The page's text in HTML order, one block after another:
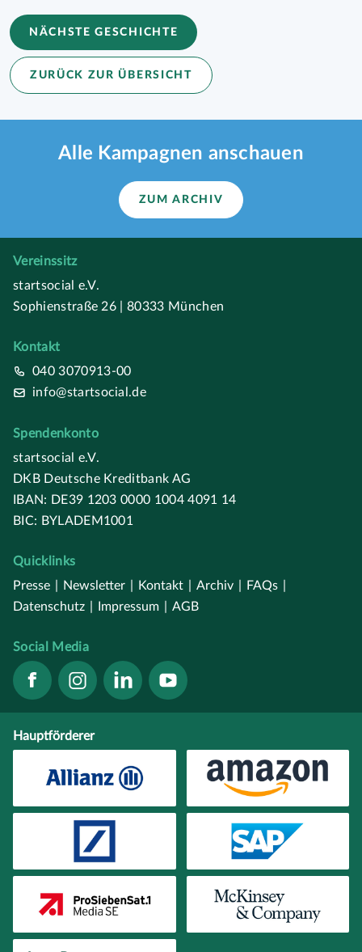
NÄCHSTE GESCHICHTE
ZURÜCK ZUR ÜBERSICHT
Alle Kampagnen anschauen
ZUM ARCHIV
Vereinssitz
startsocial e.V.
Sophienstraße 26 | 80333 München
Kontakt
040 3070913-00
info@startsocial.de
Spendenkonto
startsocial e.V.
DKB Deutsche Kreditbank AG
IBAN: DE39 1203 0000 1004 4091 14
BIC: BYLADEM1001
Quicklinks
Presse
Newsletter Kontakt Archiv FAQs
Datenschutz
Impressum AGB
Social Media
Hauptförderer